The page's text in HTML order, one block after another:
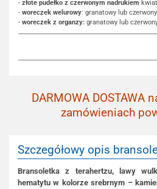
- złote pudełko z czerwonym nadrukiem
- woreczek welurowy: granatowy lub czerwony
- woreczek z organzy: granatowy lub
DARMOWA DOSTAWA
zamówieniach
Szczegółowy opis
Bransoletka z terahertzu, lawy
hematytu w kolorze srebrnym –